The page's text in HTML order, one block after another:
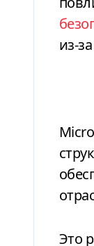
из-
Это